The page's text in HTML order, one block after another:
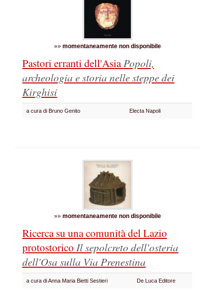
»» momentaneamente non disponibile
Pastori erranti dell'AsiaPopoli,
archeologia e storia nelle steppe dei
Kirghisi
a cura di Bruno Genito Electa Napoli
»» momentaneamente non disponibile
Ricerca su una comunità del Lazio
protostorico Il sepolcreto dell'osteria
dell'Osa sulla Via Prenestina
a cura di Anna Maria Bietti Sestieri De Luca Editore